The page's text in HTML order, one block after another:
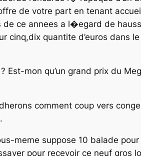
de votre part en tenant
ce annees a l�egard de
quantite d’euros dans
mon qu’un grand prix du
comment coup vers
meme suppose 10 balade
pour recevoir ce neuf gros